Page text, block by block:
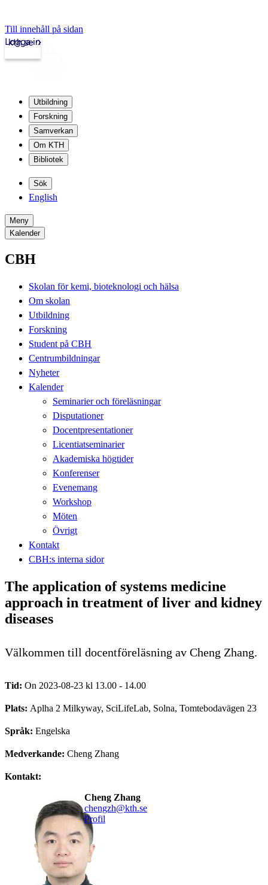
Till innehåll på sidan
kth.se
Logga in
Utbildning
Forskning
Samverkan
Om KTH
Bibliotek
Sök
English
Meny
Kalender
CBH
Skolan för kemi, bioteknologi och hälsa
Om skolan
Utbildning
Forskning
Student på CBH
Centrumbildningar
Nyheter
Kalender
Seminarier och föreläsningar
Disputationer
Docentpresentationer
Licentiatseminarier
Akademiska högtider
Konferenser
Evenemang
Workshop
Möten
Övrigt
Kontakt
CBH:s interna sidor
The application of systems medicine
approach in treatment of liver and kidney
diseases
Välkommen till docentföreläsning av Cheng Zhang.
Tid: On 2023-08-23 kl 13.00 - 14.00
Plats: Aplha 2 Milkyway, SciLifeLab, Solna, Tomtebodavägen 23
Språk: Engelska
Medverkande: Cheng Zhang
Kontakt:
Cheng Zhang
chengzh@kth.se
Profil